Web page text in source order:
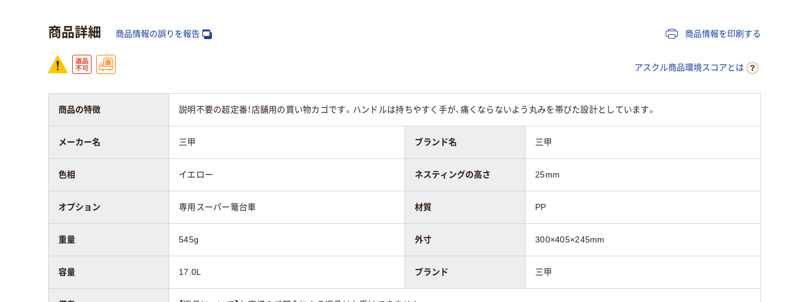
商品詳細 商品情報の誤りを報告 商品情報を印刷する
アスクル商品環境スコアとは
商品の特徴 説明不要の超定番！店舗用の買い物カゴです。ハンドルは持ちやすく手が、痛くならないよう丸みを帯びた設計としています。
メーカー名 三甲 ブランド名 三甲
色相 イエロー ネスティングの高さ 25mm
オプション 専用スーパー篭台車 材質 PP
重量 545g 外寸 300×405×245mm
容量 17.0L ブランド 三甲